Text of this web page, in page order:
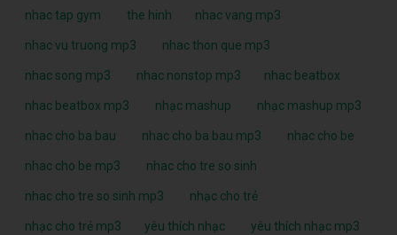
nhac tap gym the hinh nhac vang mp3
nhac vu truong mp3 nhac thon que mp3
nhac song mp3 nhac nonstop mp3 nhac beatbox
nhac beatbox mp3 nhạc mashup nhạc mashup mp3
nhac cho ba bau nhac cho ba bau mp3 nhac cho be
nhac cho be mp3 nhac cho tre so sinh
nhac cho tre so sinh mp3 nhạc cho trẻ
nhạc cho trẻ mp3 yêu thích nhạc yêu thích nhạc mp3